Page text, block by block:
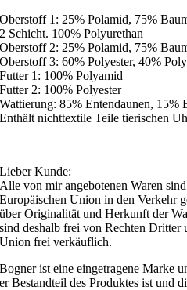
Oberstoff 1: 25% Polamid, 75%
2 Schicht. 100% Polyurethan
Oberstoff 2: 25% Polamid, 75%
Oberstoff 3: 60% Polyester, 40%
Futter 1: 100% Polyamid
Futter 2: 100% Polyester
Wattierung: 85% Entendaunen, 15%
Enthält nichttextile Teile tierischen
Lieber Kunde:
Alle von mir angebotenen Waren
Europäischen Union in den Verkehr
über Originalität und Herkunft der
sind deshalb frei von Rechten Dritter
Union frei verkäuflich.
Bogner ist eine eingetragene Marke
er Bestandteil des Produktes ist und